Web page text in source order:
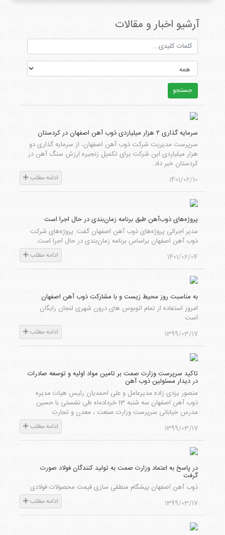
آرشیو اخبار و مقالات
جستجو
سرمایه گذاری ۲ هزار میلیاردی ذوب آهن اصفهان در کردستان
سرپرست مدیریت شرکت ذوب آهن اصفهان، از سرمایه گذاری دو
هزار میلیاردی این شرکت برای تکمیل زنجیره ارزش سنگ آهن در
کردستان خبر داد.
1401/02/10
ادامه مطلب
پروژه‌های ذوب‌آهن طبق برنامه زمان‌بندی در حال اجرا است
مدیر اجرائی پروژه‌های ذوب آهن اصفهان گفت: پروژه‌های شرکت
ذوب آهن اصفهان براساس برنامه زمان‌بندی در حال اجرا است.
1401/02/04
ادامه مطلب
به مناسبت روز محیط زیست و با مشارکت ذوب آهن اصفهان
امروز استفاده از تمام اتوبوس های درون شهری لنجان رایگان
است
1399/03/17
ادامه مطلب
تاکید سرپرست وزارت صمت بر تامین مواد اولیه و توسعه صادرات
در دیدار مسئولین ذوب آهن
منصور یزدی زاده مدیرعامل و علی احمدیان رئیس هیات مدیره
ذوب آهن اصفهان سه شنبه 13 خردادماه طی نشستی با حسین
مدرس خیابانی سرپرست وزارت صنعت ، معدن و تجارت
1399/03/17
ادامه مطلب
در پاسخ به اعتماد وزارت صمت به تولید کنندگان فولاد صورت
گرفت
ذوب آهن اصفهان پیشگام منطقی سازی قیمت محصولات فولادی
1399/03/17
ادامه مطلب